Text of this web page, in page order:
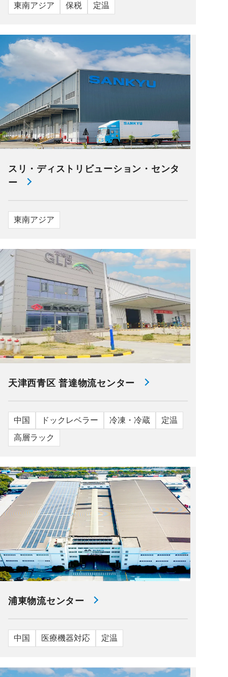
東南アジア 保税 定温
スリ・ディストリビューション・センタ
ー
東南アジア
天津西青区 普達物流センター
中国 ドックレベラー 冷凍・冷蔵
定温
高層ラック
浦東物流センター
中国 医療機器対応 定温